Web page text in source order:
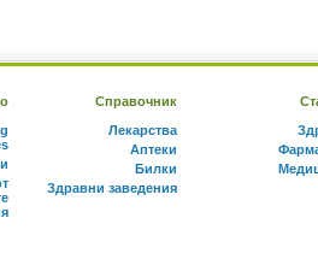
Справочник
Лекарства
Аптеки
Билки
Здравни заведения